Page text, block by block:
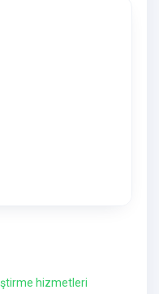
hizmetleri